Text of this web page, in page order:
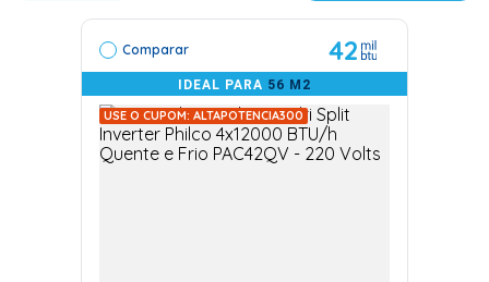
Comparar 42
IDEAL PARA 56 M2
USE O CUPOM: ALTAPOTENCIA300